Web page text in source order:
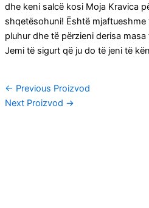
dhe keni salcë kosi Moja Kravica
shqetësohuni! Është
pluhur dhe të përzieni derisa
Jemi të sigurt që ju do të jeni të
← Previous Proizvod
Next Proizvod →